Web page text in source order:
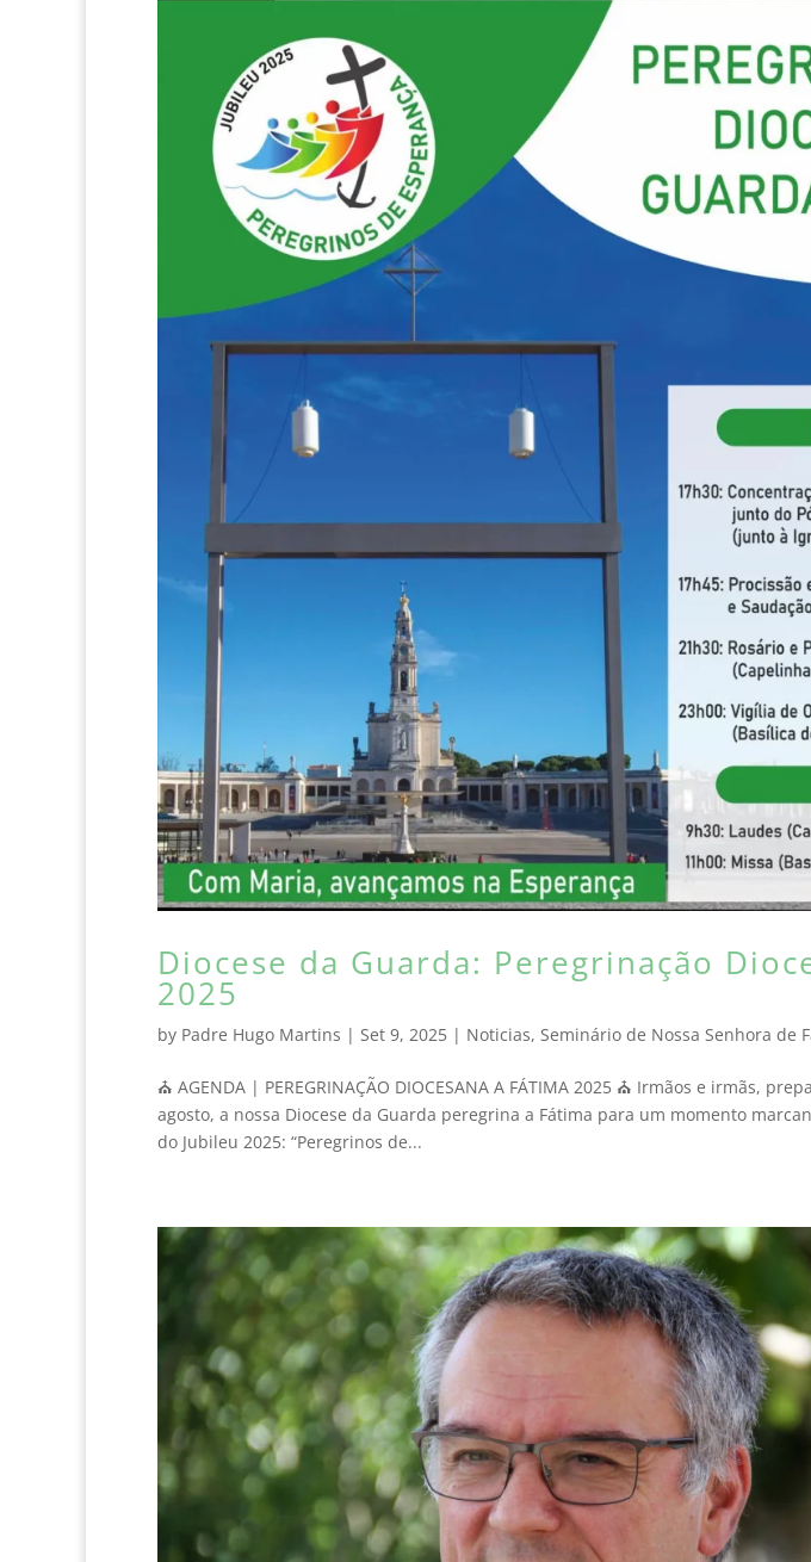
Diocese da Guarda: Peregrinação
2025
by Padre Hugo Martins | Set 9, 2025 | Noticias, Seminário de Nossa Senhora de
⛪ AGENDA | PEREGRINAÇÃO DIOCESANA A FÁTIMA 2025 ⛪ Irmãos e irmãs,
agosto, a nossa Diocese da Guarda peregrina a Fátima para um momento
do Jubileu 2025: “Peregrinos de...